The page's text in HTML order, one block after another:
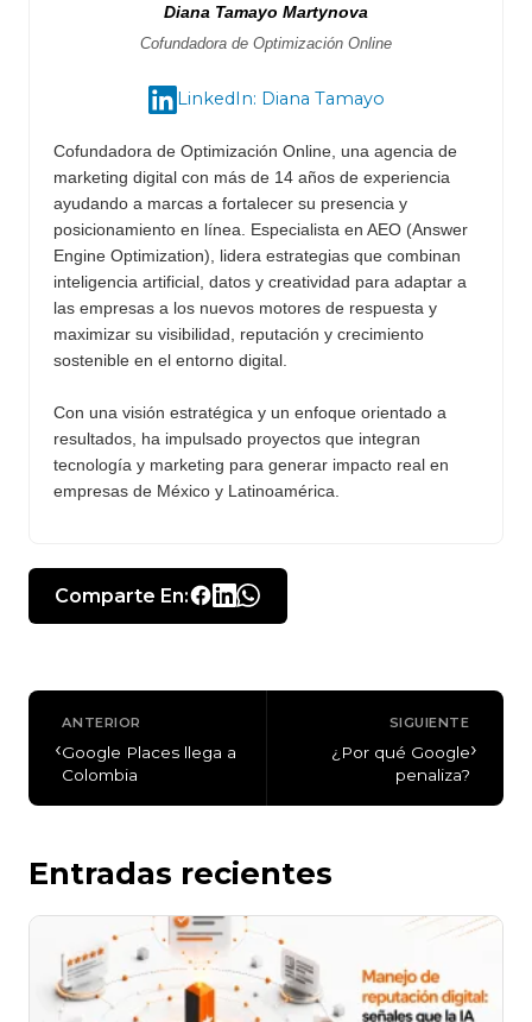
Diana Tamayo Martynova
Cofundadora de Optimización Online
LinkedIn: Diana Tamayo
Cofundadora de Optimización Online, una agencia de
marketing digital con más de 14 años de experiencia
ayudando a marcas a fortalecer su presencia y
posicionamiento en línea. Especialista en AEO (Answer
Engine Optimization), lidera estrategias que combinan
inteligencia artificial, datos y creatividad para adaptar a
las empresas a los nuevos motores de respuesta y
maximizar su visibilidad, reputación y crecimiento
sostenible en el entorno digital.
Con una visión estratégica y un enfoque orientado a
resultados, ha impulsado proyectos que integran
tecnología y marketing para generar impacto real en
empresas de México y Latinoamérica.
Comparte En:
‹
ANTERIOR
Google Places llega a
Colombia
SIGUIENTE
¿Por qué Google
penaliza?
›
Entradas recientes